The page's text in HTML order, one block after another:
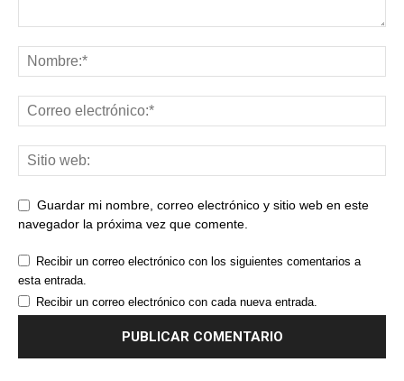
Guardar mi nombre, correo electrónico y sitio web en este
navegador la próxima vez que comente.
Recibir un correo electrónico con los siguientes comentarios a
esta entrada.
Recibir un correo electrónico con cada nueva entrada.